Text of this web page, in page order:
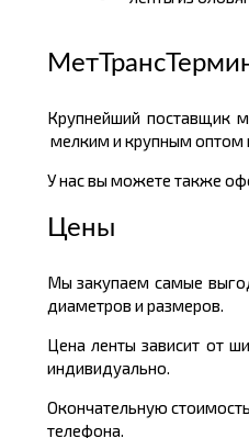
Крупнейший поставщик
мелким и крупным оптом
У нас вы можете также
Цены
Мы закупаем самые
диаметров и размеров.
Цена ленты зависит от
индивидуально.
Окончательную
телефона.